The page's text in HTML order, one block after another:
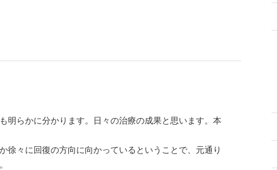
明らかに分かります。日々の治療の成果と思います。本
々に回復の方向に向かっているということで、元通り